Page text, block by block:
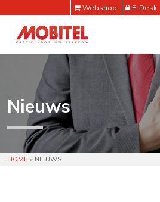
Webshop E-Desk
Nieuws
HOME » NIEUWS